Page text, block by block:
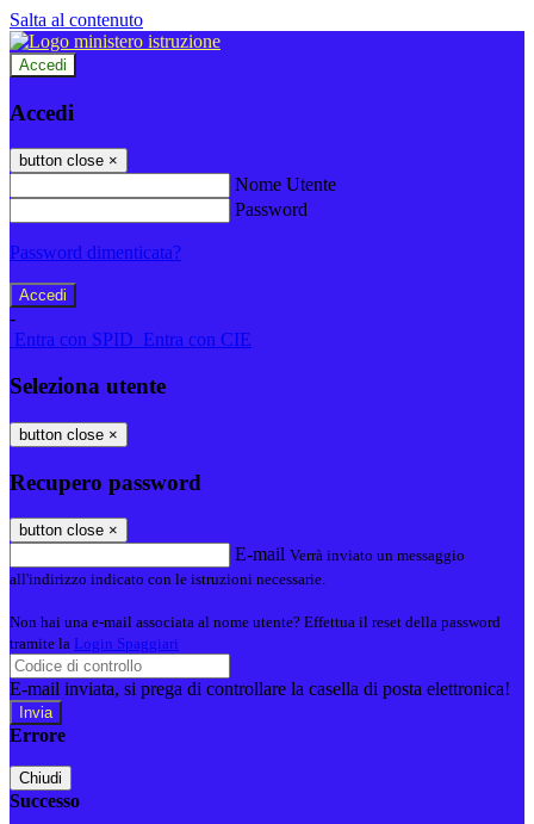
Salta al contenuto
Accedi
Accedi
button close ×
Nome Utente
Password
Password dimenticata?
-
Entra con SPID Entra con CIE
Seleziona utente
button close ×
Recupero password
button close ×
E-mail Verrà inviato un messaggio
all'indirizzo indicato con le istruzioni necessarie.
Non hai una e-mail associata al nome utente? Effettua il reset della password
tramite la Login Spaggiari
E-mail inviata, si prega di controllare la casella di posta elettronica!
Errore
Chiudi
Successo